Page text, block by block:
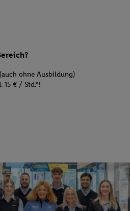
ohne Ausbildung)
15 € / Std.*!